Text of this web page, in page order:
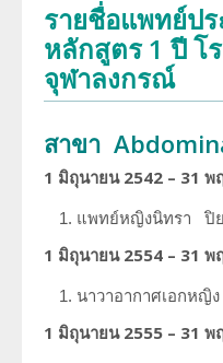
ความภาคภูมิใจของภาควิชา
โครงสร้างภาควิชา/ฝ่ายรังสีวิทยา
ด้านวิจัย ด้านการบริการวิชาการ
งานด้านประกันคุณภาพ QA และ
โครงสร้างทางกายภาพ
บุคลากรของภาควิชา/ฝ่ายรังสีวิ
สาขารังสีรักษาและมะเร็งวิทยา
สาขาเวชศาสตร์นิวเคลียร์
อาจารย์พิเศษ
แพทย์ประจำบ้านต่อยอด
แพทย์ประจำบ้าน
ทุนวิจัยและเงินสนับสนุน
จริยธรรมการวิจัย
ผล
รายชื่อแพทย์ป
หลักสูตร 1 ปี โ
จุฬาลงกรณ์
สาขา
1 มิถุนายน 2542 – 31
แพทย์หญิงนิทรา ปิ
1 มิถุนายน 2554 – 31
นาวาอากาศเอกหญิ
1 มิถุนายน 2555 – 31